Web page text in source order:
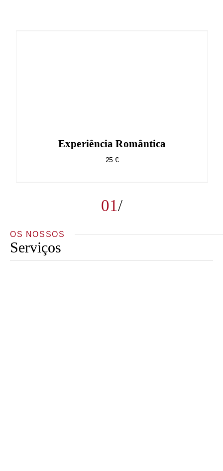
01
Experiência Romântica
25 €
OS NOSSOS
Serviços